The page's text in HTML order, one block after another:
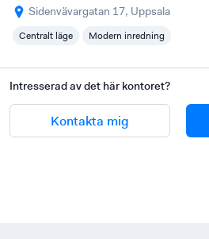
Sidenvävargatan 17, Uppsala
Centralt läge Modern inredning
Intresserad av det här kontoret?
Kontakta mig